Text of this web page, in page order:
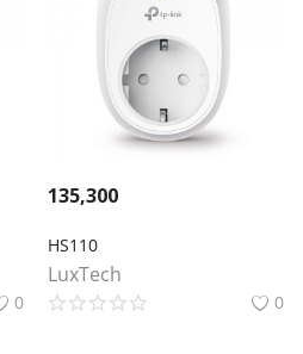
0
135,300
HS110
LuxTech
0